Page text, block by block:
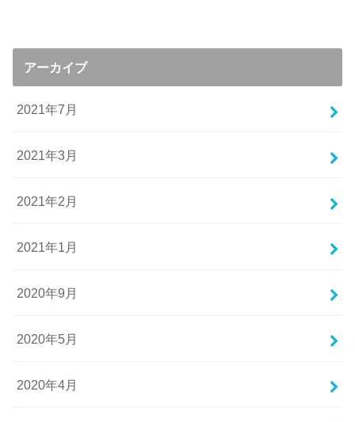
アーカイブ
2021年7月
2021年3月
2021年2月
2021年1月
2020年9月
2020年5月
2020年4月